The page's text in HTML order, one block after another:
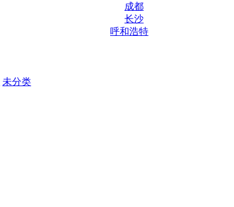
成都
长沙
呼和浩特
未分类